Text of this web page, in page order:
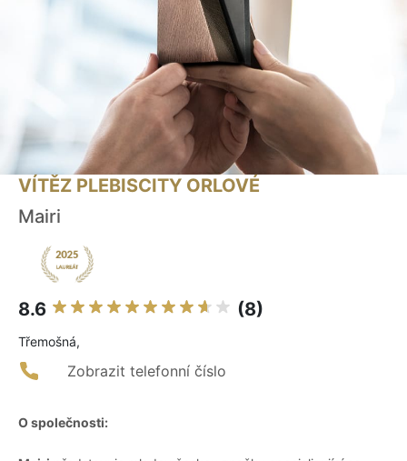
VÍTĚZ PLEBISCITY ORLOVÉ
Mairi
8.6 (8)
Třemošná,
Zobrazit telefonní číslo
O společnosti: